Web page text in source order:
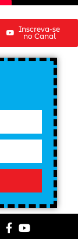
Inscreva-se
no Canal